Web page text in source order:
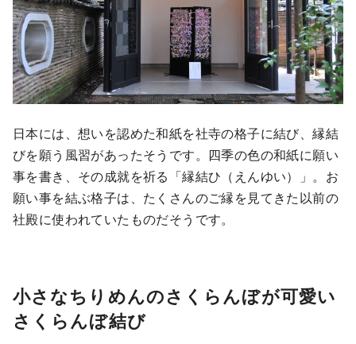
日本には、想いを認めた和紙を社寺の格子に結び、縁結
びを願う風習があったそうです。四季の色の和紙に願い
事を書き、その成就を祈る「縁結ひ（えんゆい）」。お
願い事を結ぶ格子は、たくさんのご縁を見てきた以前の
社殿に使われていたものだそうです。
小さなちりめんのさくらんぼが可愛い
さくらんぼ結び